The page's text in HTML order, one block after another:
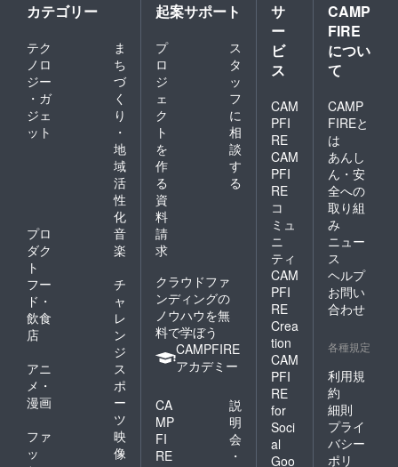
カテゴリー
テク
ノロ
ジー
・ガ
ジェ
ット
ま
ち
づ
く
り
・
地
域
活
性
化
プロ
ダク
ト
音
楽
フー
ド・
飲食
店
チ
ャ
レ
ン
ジ
アニ
メ・
漫画
ス
ポ
ー
ツ
ファ
ッ
映
像
起案サポート
プ
ロ
ジ
ェ
ク
ト
を
作
る
ス
タ
ッ
フ
に
相
談
す
る
資
料
請
求
クラウドファ
ンディングの
ノウハウを無
料で学ぼう
CAMPFIRE
アカデミー
CA
MP
FI
RE
説
明
会
・
サ
ー
ビ
ス
CAM
PFI
RE
CAM
PFI
RE
コ
ミュ
ニ
ティ
CAM
PFI
RE
Crea
tion
CAM
PFI
RE
for
Soci
al
Goo
CAMP
FIRE
につい
て
CAMP
FIREと
は
あんし
ん・安
全への
取り組
み
ニュー
ス
ヘルプ
お問い
合わせ
各種規定
利用規
約
細則
プライ
バシー
ポリ